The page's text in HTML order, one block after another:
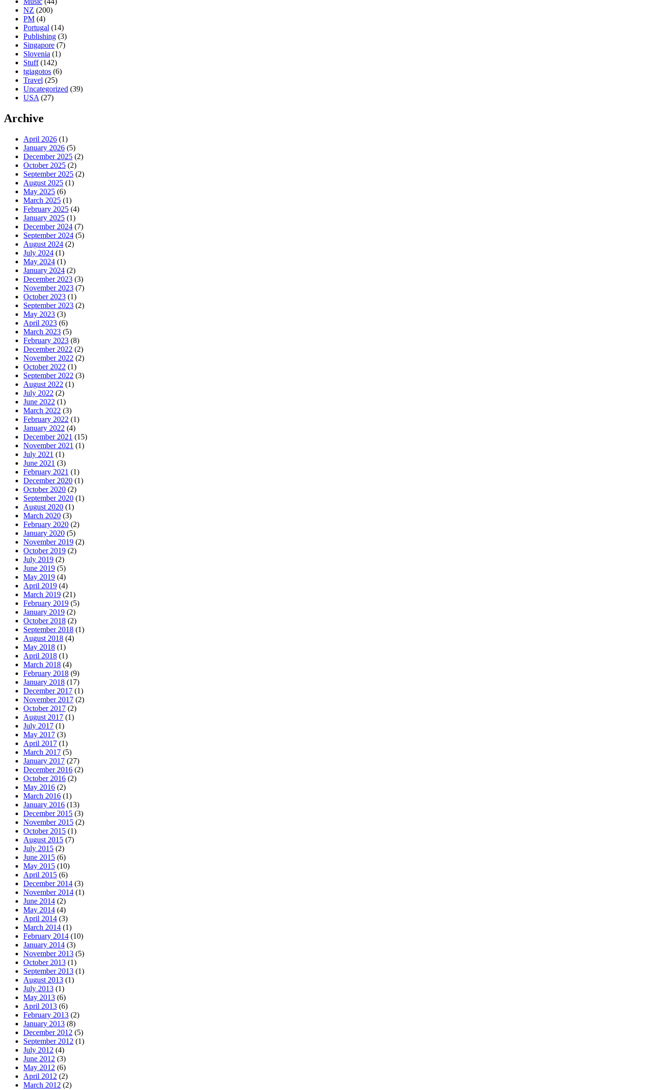
NZ (200)
PM (4)
Portugal (14)
Publishing (3)
Singapore (7)
Slovenia (1)
Stuff(142)
tgiagotos (6)
Travel (25)
Uncategorized (39)
USA (27)
Archive
April 2026 (1)
January 2026 (5)
December 2025 (2)
October 2025 (2)
September 2025 (2)
August 2025 (1)
May 2025 (6)
March 2025 (1)
February 2025 (4)
January 2025 (1)
December 2024 (7)
September 2024 (5)
August 2024 (2)
July 2024 (1)
May 2024 (1)
January 2024 (2)
December 2023 (3)
November 2023 (7)
October 2023 (1)
September 2023 (2)
May 2023 (3)
April 2023 (6)
March 2023 (5)
February 2023 (8)
December 2022 (2)
November 2022 (2)
October 2022 (1)
September 2022 (3)
August 2022 (1)
July 2022 (2)
June 2022 (1)
March 2022 (3)
February 2022 (1)
January 2022 (4)
December 2021 (15)
November 2021 (1)
July 2021 (1)
June 2021 (3)
February 2021 (1)
December 2020 (1)
October 2020 (2)
September 2020 (1)
August 2020 (1)
March 2020 (3)
February 2020 (2)
January 2020 (5)
November 2019 (2)
October 2019 (2)
July 2019 (2)
June 2019 (5)
May 2019 (4)
April 2019 (4)
March 2019 (21)
February 2019 (5)
January 2019 (2)
October 2018 (2)
September 2018 (1)
August 2018 (4)
May 2018 (1)
April 2018 (1)
March 2018 (4)
February 2018 (9)
January 2018 (17)
December 2017 (1)
November 2017 (2)
October 2017 (2)
August 2017 (1)
July 2017 (1)
May 2017 (3)
April 2017 (1)
March 2017 (5)
January 2017 (27)
December 2016 (2)
October 2016 (2)
May 2016 (2)
March 2016 (1)
January 2016 (13)
December 2015 (3)
November 2015 (2)
October 2015 (1)
August 2015 (7)
July 2015 (2)
June 2015 (6)
May 2015 (10)
April 2015 (6)
December 2014 (3)
November 2014 (1)
June 2014 (2)
May 2014 (4)
April 2014 (3)
March 2014 (1)
February 2014 (10)
January 2014 (3)
November 2013 (5)
October 2013 (1)
September 2013 (1)
August 2013 (1)
July 2013 (1)
May 2013 (6)
April 2013 (6)
February 2013 (2)
January 2013 (8)
December 2012 (5)
September 2012 (1)
July 2012 (4)
June 2012 (3)
May 2012 (6)
April 2012 (2)
March 2012 (2)